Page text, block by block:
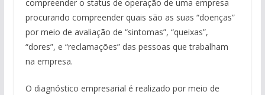
compreender o status de operação de uma empresa
procurando compreender quais são as suas “doenças”
por meio de avaliação de “sintomas”, “queixas”,
“dores”, e “reclamações” das pessoas que trabalham
na empresa.
O diagnóstico empresarial é realizado por meio de